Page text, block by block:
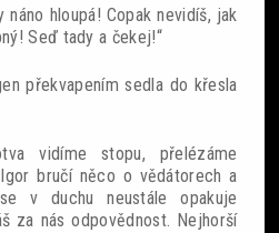
náno hloupá! Copak nevidíš, jak
Seď tady a čekej!“
překvapením sedla do křesla
vidíme stopu, přelézáme
bručí něco o vědátorech a
v duchu neustále opakuje
za nás odpovědnost. Nejhorší